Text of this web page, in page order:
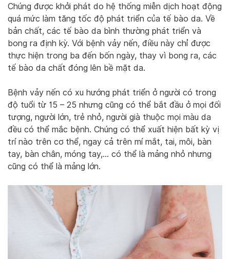
Chúng được khởi phát do hệ thống miễn dịch hoạt động
quá mức làm tăng tốc độ phát triển của tế bào da. Về
bản chất, các tế bào da bình thường phát triển và
bong ra định kỳ. Với bệnh vảy nến, điều này chỉ được
thực hiện trong ba đến bốn ngày, thay vì bong ra, các
tế bào da chất đóng lên bề mặt da.
Bệnh vảy nến có xu hướng phát triển ở người có trong
độ tuổi từ 15 – 25 nhưng cũng có thể bắt đầu ở mọi đối
tượng, người lớn, trẻ nhỏ, người già thuộc mọi màu da
đều có thể mắc bệnh. Chúng có thể xuất hiện bất kỳ vị
trí nào trên cơ thể, ngay cả trên mí mắt, tai, môi, bàn
tay, bàn chân, móng tay,… có thể là mảng nhỏ nhưng
cũng có thể là mảng lớn.